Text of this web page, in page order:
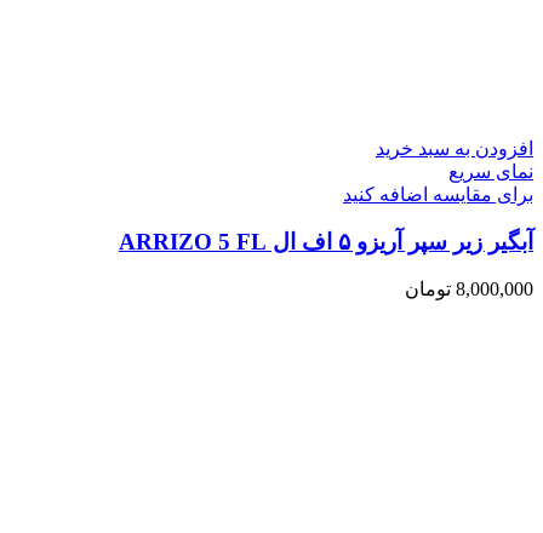
افزودن به سبد خرید
نمای سریع
برای مقایسه اضافه کنید
آبگیر زیر سپر آریزو ۵ اف ال ARRIZO 5 FL
8,000,000 تومان